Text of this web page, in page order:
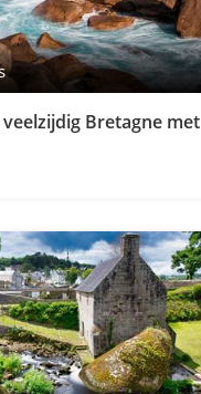
Bretagne met